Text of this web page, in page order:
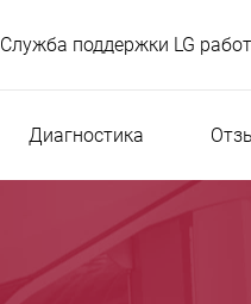
Служба поддержки LG
Диагностика